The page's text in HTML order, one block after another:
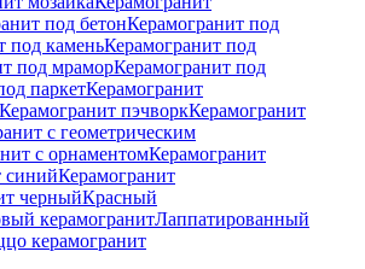
под бетонКерамогранит под
под каменьКерамогранит под
под мраморКерамогранит под
паркетКерамогранит
Керамогранит пэчворкКерамогранит
с геометрическим
с орнаментомКерамогранит
синийКерамогранит
черныйКрасный
керамогранитЛаппатированный
керамогранит